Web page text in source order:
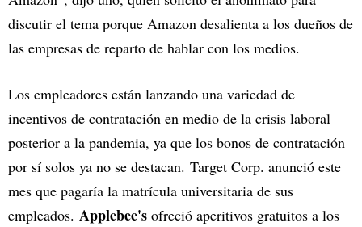
discutir el tema porque Amazon desalienta a los dueños de
las empresas de reparto de hablar con los medios.
Los empleadores están lanzando una variedad de
incentivos de contratación en medio de la crisis laboral
posterior a la pandemia, ya que los bonos de contratación
por sí solos ya no se destacan. Target Corp. anunció este
mes que pagaría la matrícula universitaria de sus
empleados. Applebee's ofreció aperitivos gratuitos a los